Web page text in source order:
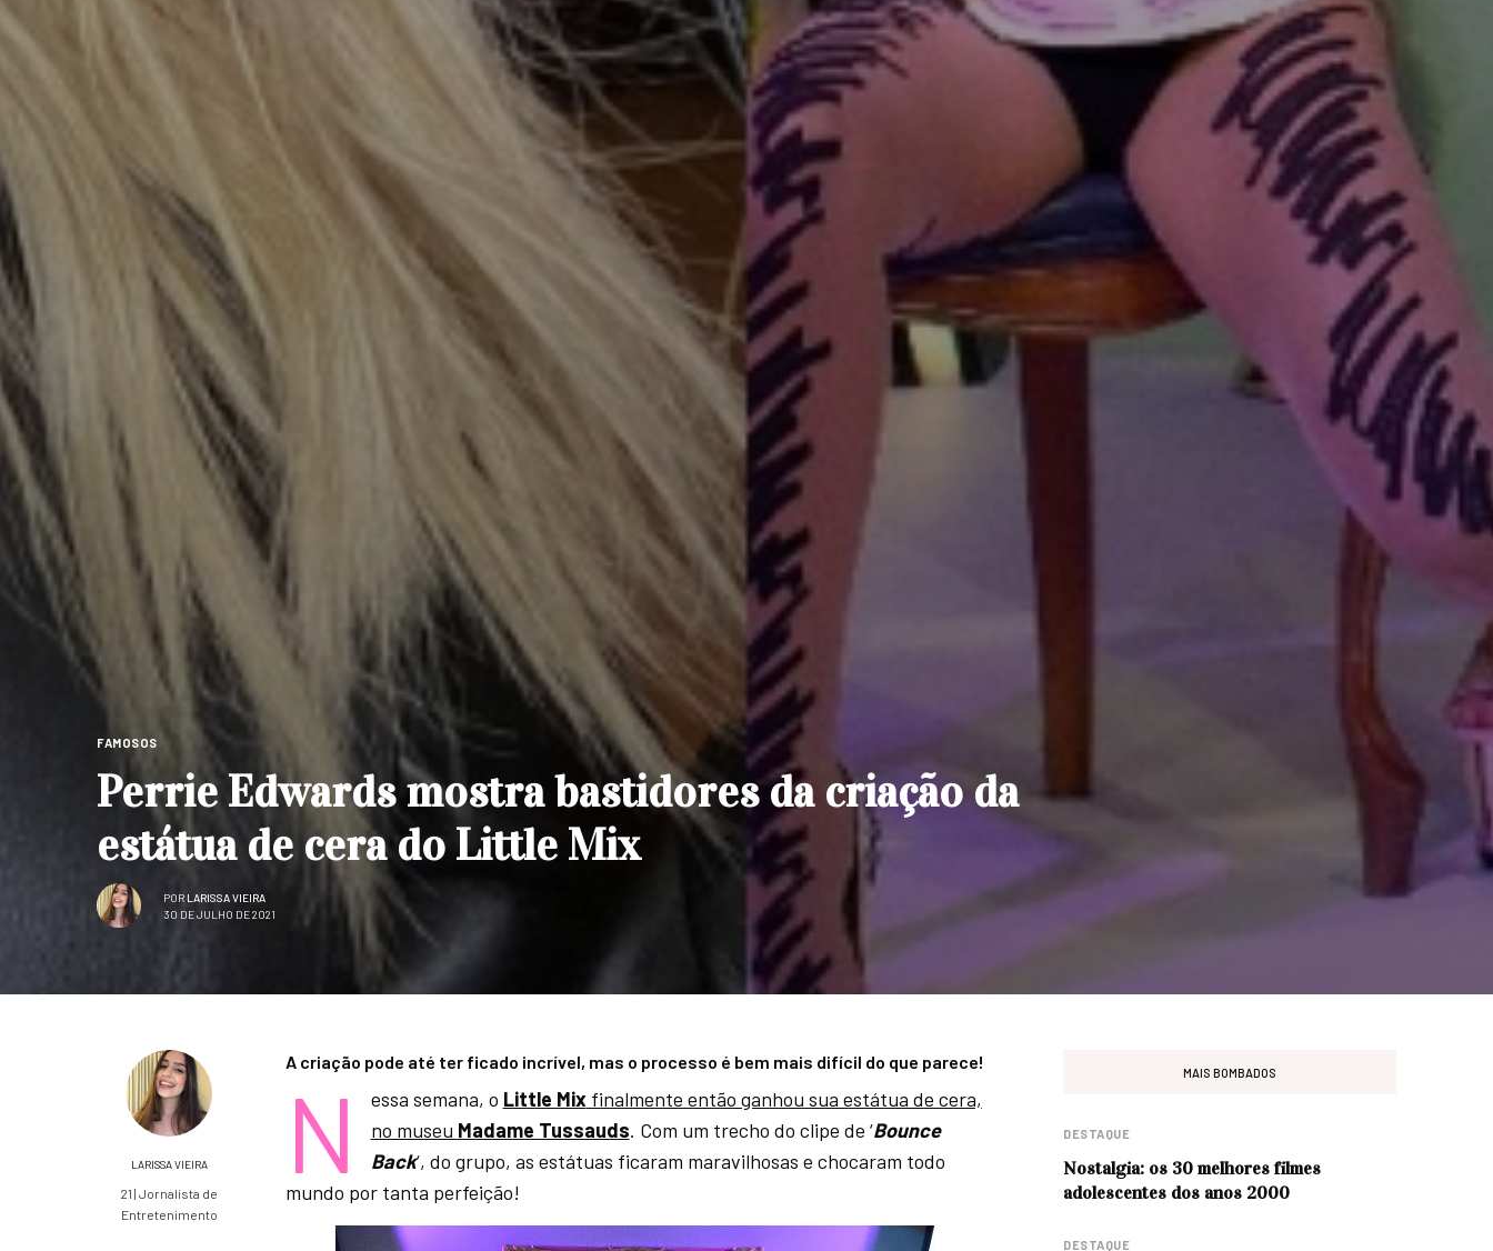
FAMOSOS
Perrie Edwards mostra bastidores da criação da
estátua de cera do Little Mix
POR LARISSA VIEIRA
30 DE JULHO DE 2021
LARISSA VIEIRA
21 | Jornalista de
Entretenimento
A criação pode até ter ficado incrível, mas o processo é bem mais difícil do que parece!
N essa semana, o Little Mixfinalmente então ganhou sua estátua de cera,
no museu Madame Tussauds. Com um trecho do clipe de ‘Bounce
Back‘, do grupo, as estátuas ficaram maravilhosas e chocaram todo
mundo por tanta perfeição!
MAIS BOMBADOS
DESTAQUE
Nostalgia: os 30 melhores filmes
adolescentes dos anos 2000
DESTAQUE